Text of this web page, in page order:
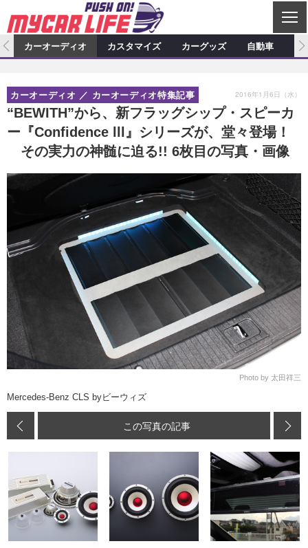
C
L
S
E
カーオーディオ
プロショップ検索 ショップ訪問記
カーオーディオニュース デモカー製作記
その他
カスタマイズ特集記事 カスタマイズ新製品情報
カスタマイズニュース
カーグッズ
カーグッズ特集記事 カーグッズ新製品情報
カーグッズニュース
自動車
スクープ
カーオーディオ カスタマイズ カーグッズ 自動車
“BEWITH”から、新フラッグシップ・スピーカ
ー『Confidence lll』シリーズが、堂々登場！
その実力の神髄に迫る!! 6枚目の写真・画像
カーオーディオ カーオーディオ特集記事 2016年1月6日（水）
Photo by 太田祥三
Mercedes-Benz CLS byビーウィズ
この写真の記事